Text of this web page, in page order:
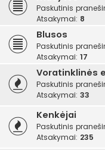
Paskutinis
Atsakymai: 8
Blusos
Paskutinis
Atsakymai: 17
Voratinklinės
Paskutinis
Atsakymai: 33
Kenkėjai
Paskutinis
Atsakymai: 235